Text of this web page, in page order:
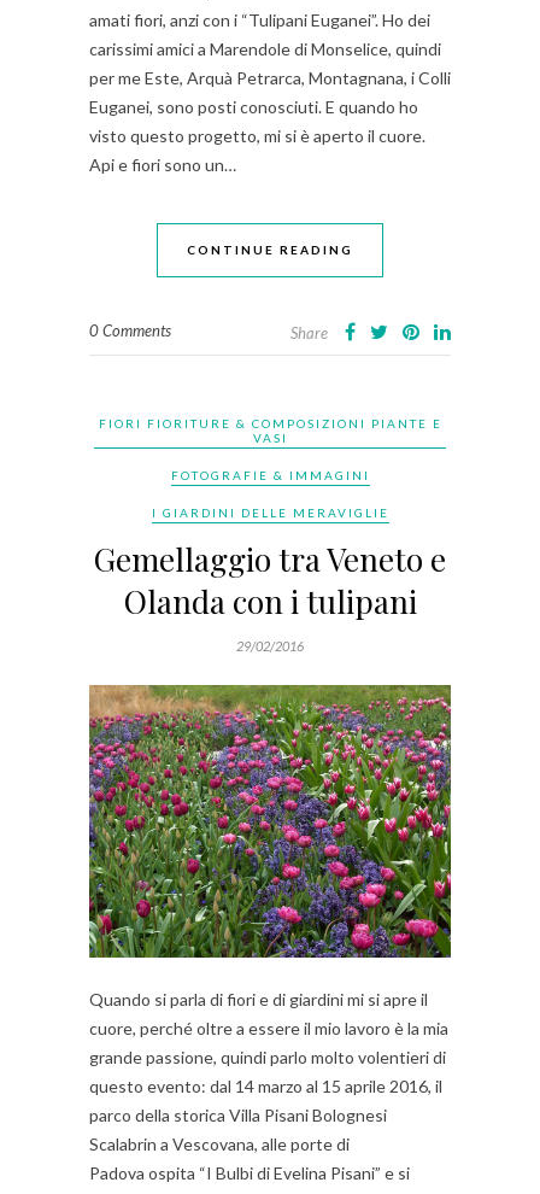
amati fiori, anzi con i “Tulipani Euganei”. Ho dei
carissimi amici a Marendole di Monselice, quindi
per me Este, Arquà Petrarca, Montagnana, i Colli
Euganei, sono posti conosciuti. E quando ho
visto questo progetto, mi si è aperto il cuore.
Api e fiori sono un…
CONTINUE READING
0 Comments Share
FIORI FIORITURE & COMPOSIZIONI PIANTE E
VASI
FOTOGRAFIE & IMMAGINI
I GIARDINI DELLE MERAVIGLIE
Gemellaggio tra Veneto e
Olanda con i tulipani
29/02/2016
Quando si parla di fiori e di giardini mi si apre il
cuore, perché oltre a essere il mio lavoro è la mia
grande passione, quindi parlo molto volentieri di
questo evento: dal 14 marzo al 15 aprile 2016, il
parco della storica Villa Pisani Bolognesi
Scalabrin a Vescovana, alle porte di
Padova ospita “I Bulbi di Evelina Pisani” e si